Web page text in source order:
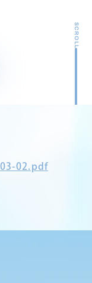
SCROLL
02.pdf